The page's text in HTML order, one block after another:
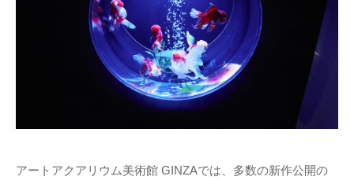
アートアクアリウム美術館 GINZAでは、多数の新作公開の